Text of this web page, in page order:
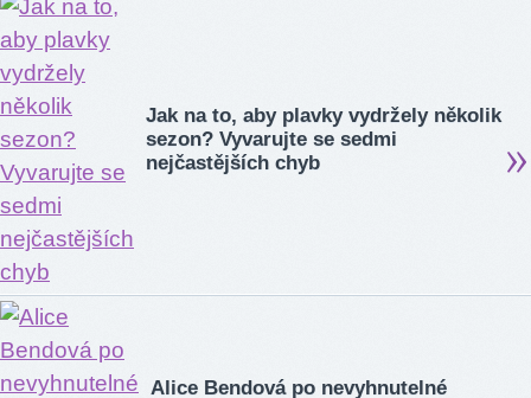
Jak na to, aby plavky vydržely několik
sezon? Vyvarujte se sedmi
nejčastějších chyb
Alice Bendová po nevyhnutelné